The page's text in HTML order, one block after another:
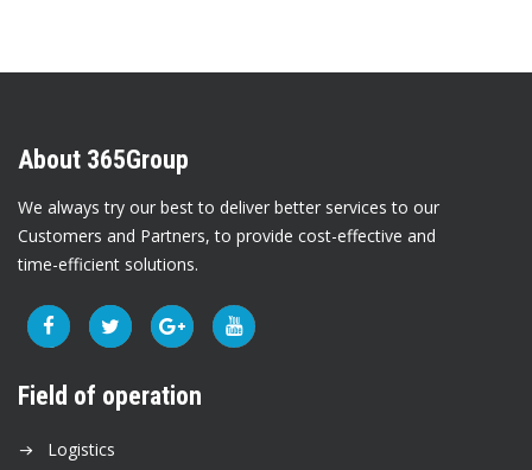
About 365Group
We always try our best to deliver better services to our
Customers and Partners, to provide cost-effective and
time-efficient solutions.
Field of operation
Logistics